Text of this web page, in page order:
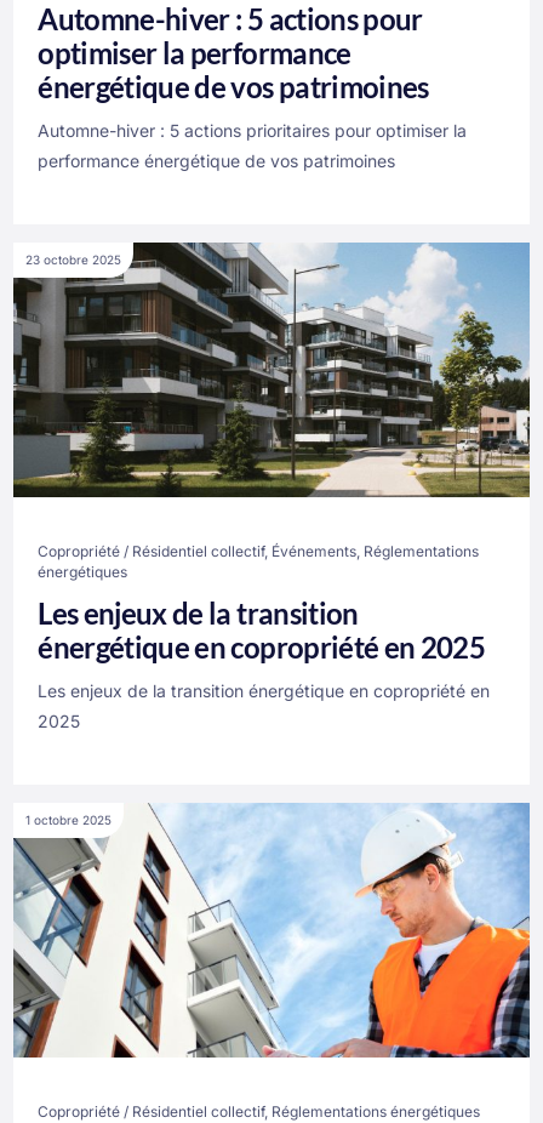
Automne-hiver : 5 actions pour
optimiser la performance
énergétique de vos patrimoines
Automne-hiver : 5 actions prioritaires pour optimiser la
performance énergétique de vos patrimoines
23 octobre 2025
Copropriété / Résidentiel collectif, Événements, Réglementations
énergétiques
Les enjeux de la transition
énergétique en copropriété en 2025
Les enjeux de la transition énergétique en copropriété en
2025
1 octobre 2025
Copropriété / Résidentiel collectif, Réglementations énergétiques